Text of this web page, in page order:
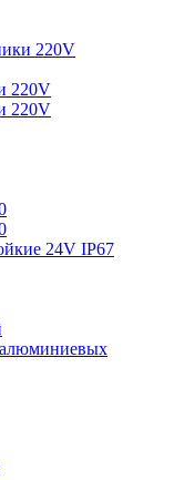
220V
220V
220V
24V IP67